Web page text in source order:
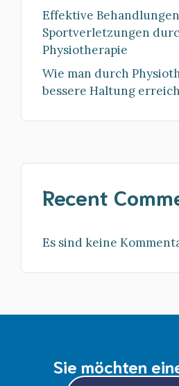
Effektive
Sportverletzungen
Physiotherapie
Wie man durch
bessere Haltung
Recent
Es sind keine
Sie möchten